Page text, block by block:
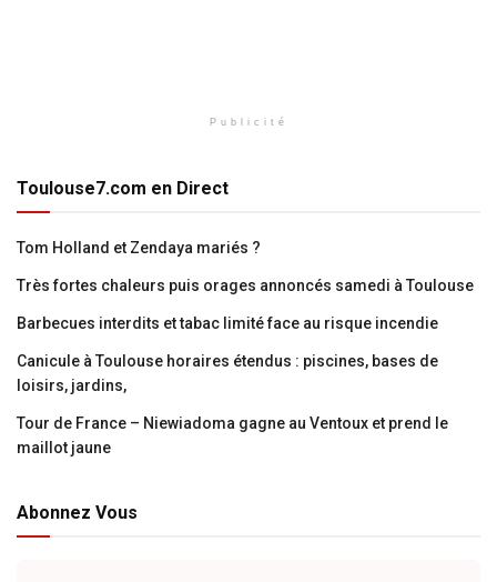
Publicité
Toulouse7.com en Direct
Tom Holland et Zendaya mariés ?
Très fortes chaleurs puis orages annoncés samedi à Toulouse
Barbecues interdits et tabac limité face au risque incendie
Canicule à Toulouse horaires étendus : piscines, bases de
loisirs, jardins,
Tour de France – Niewiadoma gagne au Ventoux et prend le
maillot jaune
Abonnez Vous